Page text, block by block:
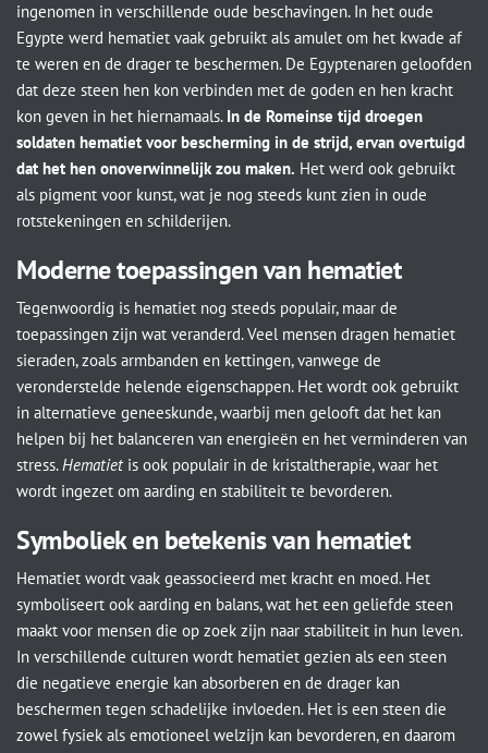
ingenomen in verschillende oude beschavingen. In het oude
Egypte werd hematiet vaak gebruikt als amulet om het kwade af
te weren en de drager te beschermen. De Egyptenaren geloofden
dat deze steen hen kon verbinden met de goden en hen kracht
kon geven in het hiernamaals. In de Romeinse tijd droegen
soldaten hematiet voor bescherming in de strijd, ervan overtuigd
dat het hen onoverwinnelijk zou maken. Het werd ook gebruikt
als pigment voor kunst, wat je nog steeds kunt zien in oude
rotstekeningen en schilderijen.
Moderne toepassingen van hematiet
Tegenwoordig is hematiet nog steeds populair, maar de
toepassingen zijn wat veranderd. Veel mensen dragen hematiet
sieraden, zoals armbanden en kettingen, vanwege de
veronderstelde helende eigenschappen. Het wordt ook gebruikt
in alternatieve geneeskunde, waarbij men gelooft dat het kan
helpen bij het balanceren van energieën en het verminderen van
stress.Hematietis ook populair in de kristaltherapie, waar het
wordt ingezet om aarding en stabiliteit te bevorderen.
Symboliek en betekenis van hematiet
Hematiet wordt vaak geassocieerd met kracht en moed. Het
symboliseert ook aarding en balans, wat het een geliefde steen
maakt voor mensen die op zoek zijn naar stabiliteit in hun leven.
In verschillende culturen wordt hematiet gezien als een steen
die negatieve energie kan absorberen en de drager kan
beschermen tegen schadelijke invloeden. Het is een steen die
zowel fysiek als emotioneel welzijn kan bevorderen, en daarom